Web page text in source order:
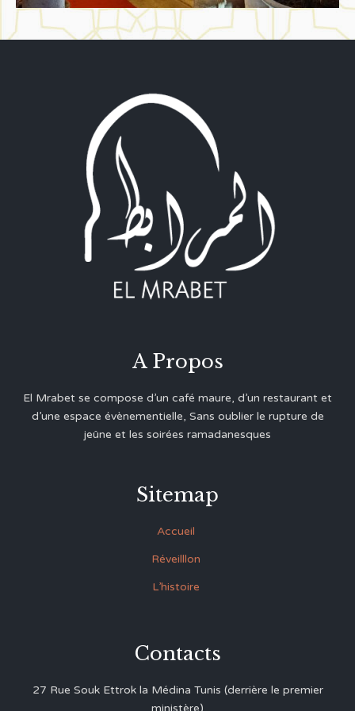
A Propos
El Mrabet se compose d’un café maure, d’un restaurant et
d’une espace évènementielle, Sans oublier le rupture de
jeûne et les soirées ramadanesques
Sitemap
Accueil
Réveilllon
L’histoire
Contacts
27 Rue Souk Ettrok la Médina Tunis (derrière le premier